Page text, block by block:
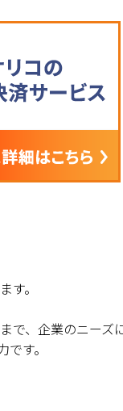
す。
で、企業のニーズ
す。